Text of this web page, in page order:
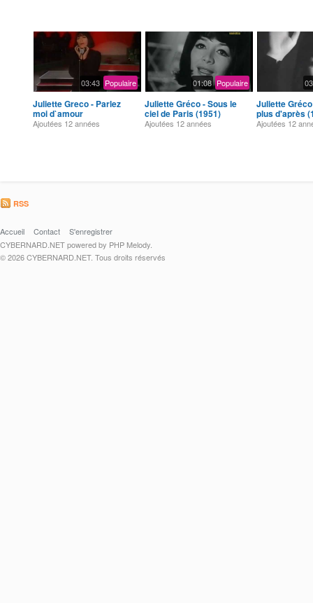
03:43 Populaire
Juliette Greco - Parlez
moi d`amour
Ajoutées 12 années
01:08 Populaire
Juliette Gréco - Sous le
ciel de Paris (1951)
Ajoutées 12 années
Juliette
plus d'après
Ajoutées 12
RSS
Accueil Contact
S'enregistrer
CYBERNARD.NET powered by PHP Melody.
© 2026 CYBERNARD.NET. Tous droits réservés